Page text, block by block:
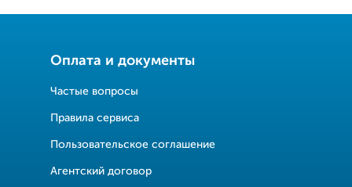
Оплата и документы
Частые вопросы
Правила сервиса
Пользовательское соглашение
Агентский договор